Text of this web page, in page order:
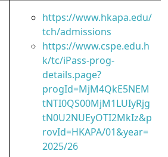
https://www.hkapa.edu/
tch/admissions
https://www.cspe.edu.h
k/tc/iPass-prog-
details.page?
progId=MjM4QkE5NEM
tNTI0QS00MjM1LUIyRjg
tN0U2NUEyOTI2MkIz&p
rovId=HKAPA/01&year=
2025/26